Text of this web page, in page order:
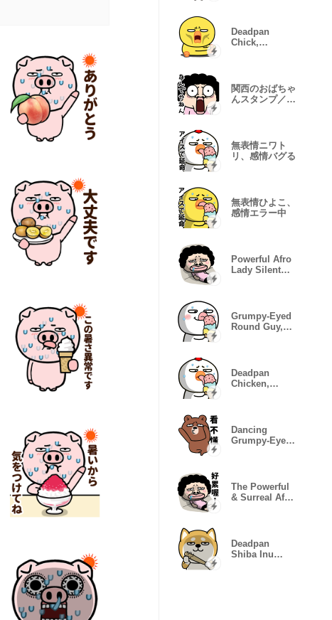
Deadpan
Chick,
関西のおばちゃ
んスタンプ／ツ
無表情ニワト
リ、感情バグる
無表情ひよこ、
感情エラー中
Powerful Afro
Lady Silent
Grumpy-Eyed
Round Guy,
Deadpan
Chicken,
Dancing
Grumpy-Eyed
The Powerful
& Surreal Afro
Deadpan
Shiba Inu